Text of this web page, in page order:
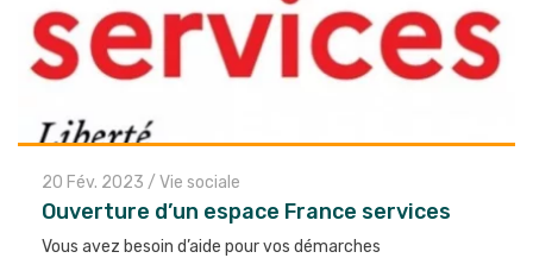
20 Fév. 2023 / Vie sociale
Ouverture d’un espace France services
Vous avez besoin d’aide pour vos démarches